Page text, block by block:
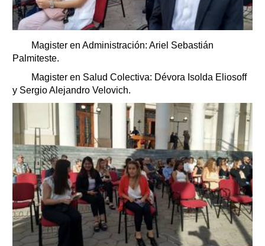
Magister en Administración: Ariel Sebastián
Palmiteste.
Magister en Salud Colectiva: Dévora Isolda Eliosoff
y Sergio Alejandro Velovich.